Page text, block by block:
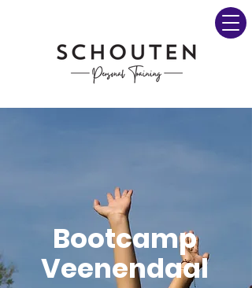
Bootcamp
Veenendaal